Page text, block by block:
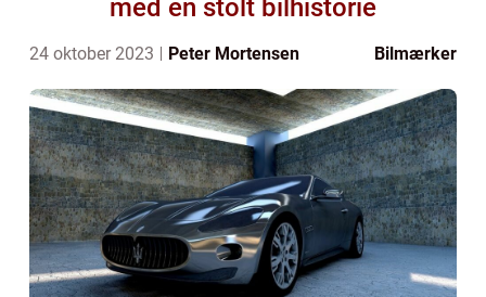
med en stolt bilhistorie
24 oktober 2023 Peter Mortensen Bilmærker